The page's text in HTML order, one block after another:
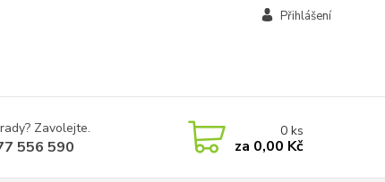
Přihlášení
Zavolejte.
556 590
0ks
za 0,00 Kč